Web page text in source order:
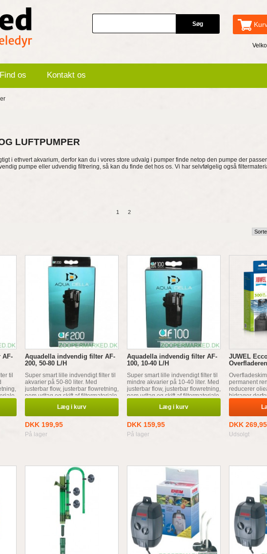
Find os Kontakt os
LUFTPUMPER
i ethvert akvarium, derfor kan du i vores store udvalg i pumper finde netop den pumpe der
pumpe eller udvendig filtrering, så kan du finde det hos os. Vi har selvfølgelig også
1 2
AF-
til
Aquadella indvendig filter AF-
200, 50-80 L/H
Super smart lille indvendigt filter til
akvarier på 50-80 liter. Med
justerbar flow, justerbar flowretning,
nem udtag og skift af filtermateriale.
Læg i kurv
DKK 199,95
På lager
Aquadella indvendig filter AF-
100, 10-40 L/H
Super smart lille indvendigt filter til
mindre akvarier på 10-40 liter. Med
justerbar flow, justerbar flowretning,
nem udtag og skift af filtermateriale.
Læg i kurv
DKK 159,95
På lager
JUWEL
permanent
reducerer
bidrager
iltudveksling
DKK 269,95
Udsolgt